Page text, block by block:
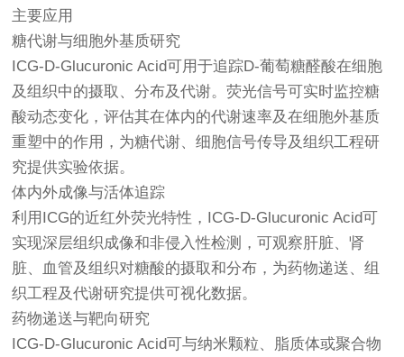
主要应用
糖代谢与细胞外基质研究
ICG-D-Glucuronic Acid可用于追踪D-葡萄糖醛酸在细胞
及组织中的摄取、分布及代谢。荧光信号可实时监控糖
酸动态变化，评估其在体内的代谢速率及在细胞外基质
重塑中的作用，为糖代谢、细胞信号传导及组织工程研
究提供实验依据。
体内外成像与活体追踪
利用ICG的近红外荧光特性，ICG-D-Glucuronic Acid可
实现深层组织成像和非侵入性检测，可观察肝脏、肾
脏、血管及组织对糖酸的摄取和分布，为药物递送、组
织工程及代谢研究提供可视化数据。
药物递送与靶向研究
ICG-D-Glucuronic Acid可与纳米颗粒、脂质体或聚合物